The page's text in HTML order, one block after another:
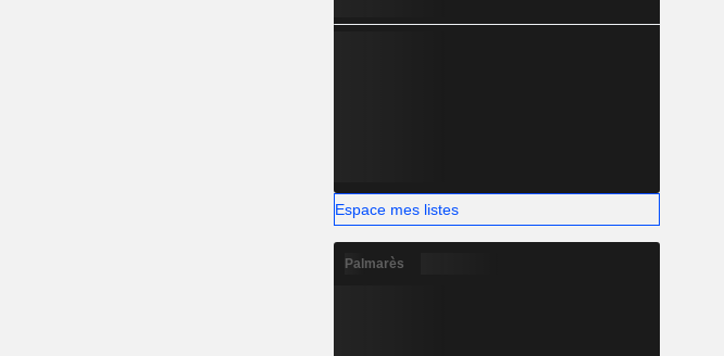
Espace mes listes
Palmarès